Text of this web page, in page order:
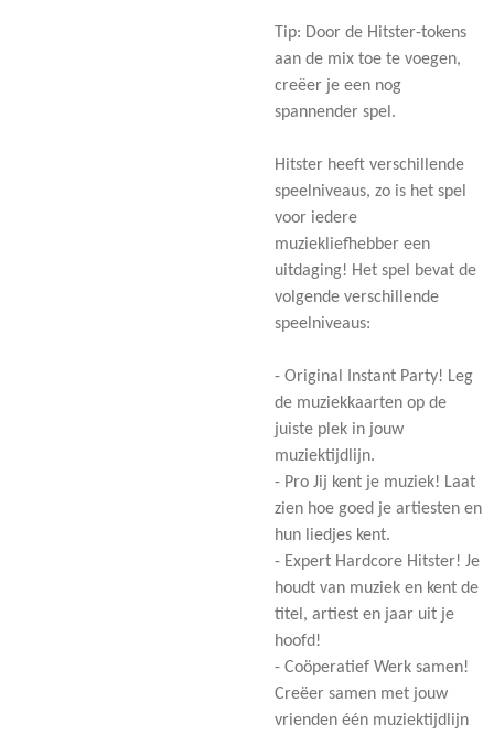
Tip: Door de Hitster-tokens
aan de mix toe te voegen,
creëer je een nog
spannender spel.
Hitster heeft verschillende
speelniveaus, zo is het spel
voor iedere
muziekliefhebber een
uitdaging! Het spel bevat de
volgende verschillende
speelniveaus:
- Original Instant Party! Leg
de muziekkaarten op de
juiste plek in jouw
muziektijdlijn.
- Pro Jij kent je muziek! Laat
zien hoe goed je artiesten en
hun liedjes kent.
- Expert Hardcore Hitster! Je
houdt van muziek en kent de
titel, artiest en jaar uit je
hoofd!
- Coöperatief Werk samen!
Creëer samen met jouw
vrienden één muziektijdlijn